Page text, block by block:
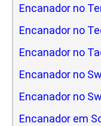
Encanador no
Encanador no
Encanador no
Encanador no
Encanador no
Encanador em